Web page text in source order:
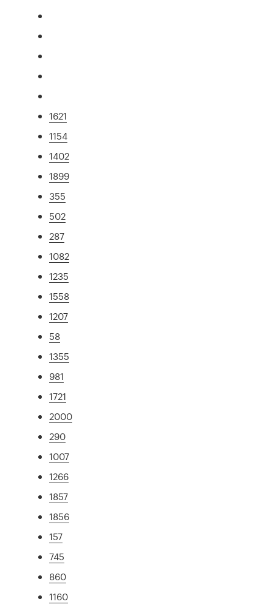
1621
1154
1402
1899
355
502
287
1082
1235
1558
1207
58
1355
981
1721
2000
290
1007
1266
1857
1856
157
745
860
1160